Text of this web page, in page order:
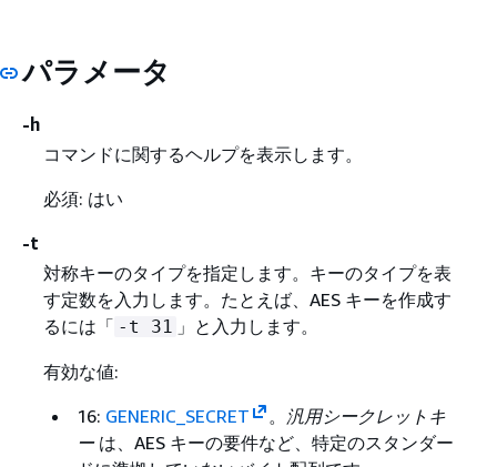
パラメータ
-h
コマンドに関するヘルプを表示します。
必須: はい
-t
対称キーのタイプを指定します。キーのタイプを表
す定数を入力します。たとえば、AES キーを作成す
るには「 -t 31 」と入力します。
有効な値:
16: GENERIC_SECRET 。 汎用シークレットキ
ーは、AES キーの要件など、特定のスタンダー